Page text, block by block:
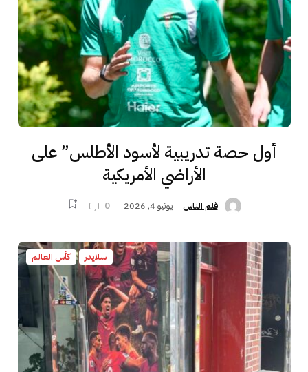
أول حصة تدريبية لأسود الأطلس” على
الأراضي الأمريكية
قلم الناس يونيو 4, 2026 0
سلايدر كأس العالم